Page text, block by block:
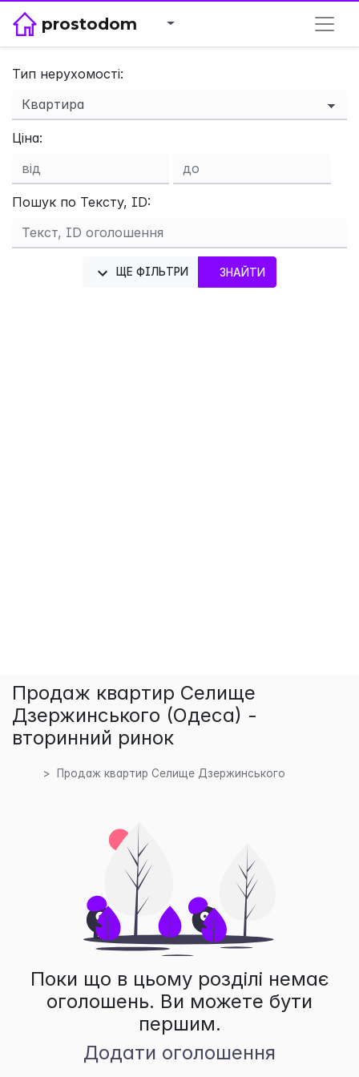
prostodom
Тип нерухомості:
Ціна:
Пошук по Тексту, ID:
ЩЕ ФІЛЬТРИ ЗНАЙТИ
Продаж квартир Селище
Дзержинського (Одеса) -
вторинний ринок
Продаж квартир Селище Дзержинського
Поки що в цьому розділі немає
оголошень. Ви можете бути
першим.
Додати оголошення